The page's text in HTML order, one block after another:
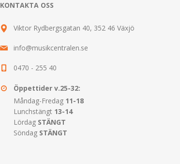
KONTAKTA OSS
Viktor Rydbergsgatan 40, 352 46 Växjö
info@musikcentralen.se
0470 - 255 40
Öppettider v.25-32:
Måndag-Fredag 11-18
Lunchstängt 13-14
Lördag STÄNGT
Söndag STÄNGT